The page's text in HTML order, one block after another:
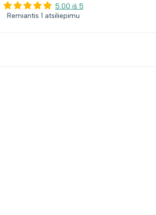
5.00 iš 5
Remiantis 1 atsiliepimu